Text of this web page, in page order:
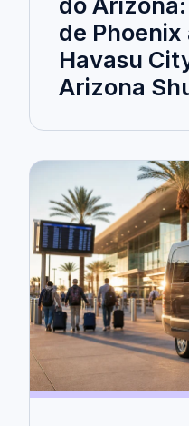
de Phoenix
Havasu
Arizona